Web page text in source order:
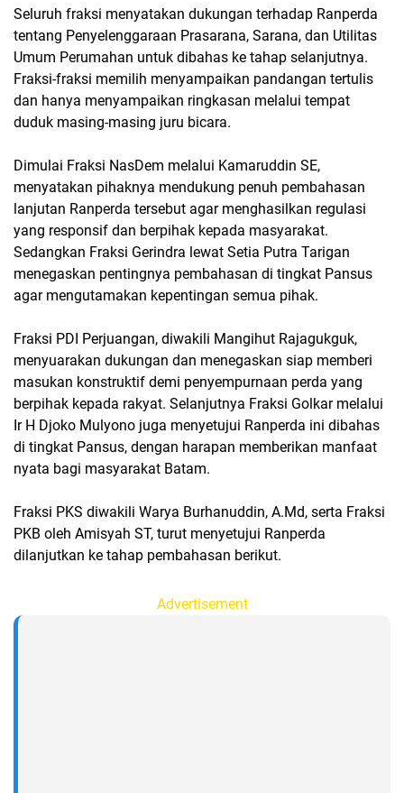
Seluruh fraksi menyatakan dukungan terhadap Ranperda
tentang Penyelenggaraan Prasarana, Sarana, dan Utilitas
Umum Perumahan untuk dibahas ke tahap selanjutnya.
Fraksi-fraksi memilih menyampaikan pandangan tertulis
dan hanya menyampaikan ringkasan melalui tempat
duduk masing-masing juru bicara.
Dimulai Fraksi NasDem melalui Kamaruddin SE,
menyatakan pihaknya mendukung penuh pembahasan
lanjutan Ranperda tersebut agar menghasilkan regulasi
yang responsif dan berpihak kepada masyarakat.
Sedangkan Fraksi Gerindra lewat Setia Putra Tarigan
menegaskan pentingnya pembahasan di tingkat Pansus
agar mengutamakan kepentingan semua pihak.
Fraksi PDI Perjuangan, diwakili Mangihut Rajagukguk,
menyuarakan dukungan dan menegaskan siap memberi
masukan konstruktif demi penyempurnaan perda yang
berpihak kepada rakyat. Selanjutnya Fraksi Golkar melalui
Ir H Djoko Mulyono juga menyetujui Ranperda ini dibahas
di tingkat Pansus, dengan harapan memberikan manfaat
nyata bagi masyarakat Batam.
Fraksi PKS diwakili Warya Burhanuddin, A.Md, serta Fraksi
PKB oleh Amisyah ST, turut menyetujui Ranperda
dilanjutkan ke tahap pembahasan berikut.
Advertisement